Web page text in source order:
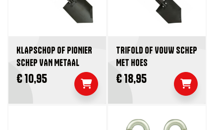
KLAPSCHOP OF PIONIER
SCHEP VAN METAAL
€ 10,95
TRIFOLD OF VOUW SCHEP
MET HOES
€ 18,95